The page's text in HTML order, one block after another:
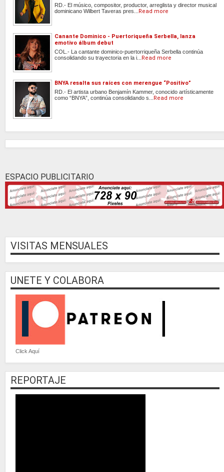
RD.- El músico, compositor, productor, arreglista y director musical
dominicano Wilbert Taveras pres... Read more
Canante Dominico - Puertoriqueña Serbella, lanza
emotivo álbum debut
COL.- La cantante dominico-puertorriqueña Serbella continúa
consolidando su trayectoria en la i... Read more
BNYA resalta sus raíces con merengue “Positivo”
RD.- El artista urbano Benjamín Kammer, conocido artísticamente
como “BNYA”, continúa consolidando s... Read more
ESPACIO PUBLICITARIO
VISITAS MENSUALES
UNETE Y COLABORA
Click Aquí
REPORTAJE